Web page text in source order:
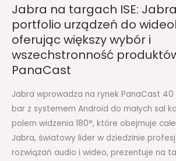
Jabra na targach ISE:
portfolio urządzeń do
oferując większy wybór i
wszechstronność
PanaCast
Jabra wprowadza na rynek PanaCast 40
bar z systemem Android do małych sal
polem widzenia 180°, które obejmuje
Jabra, światowy lider w dziedzinie
rozwiązań audio i wideo, prezentuje na
wszechstronność
produktów
z
serii